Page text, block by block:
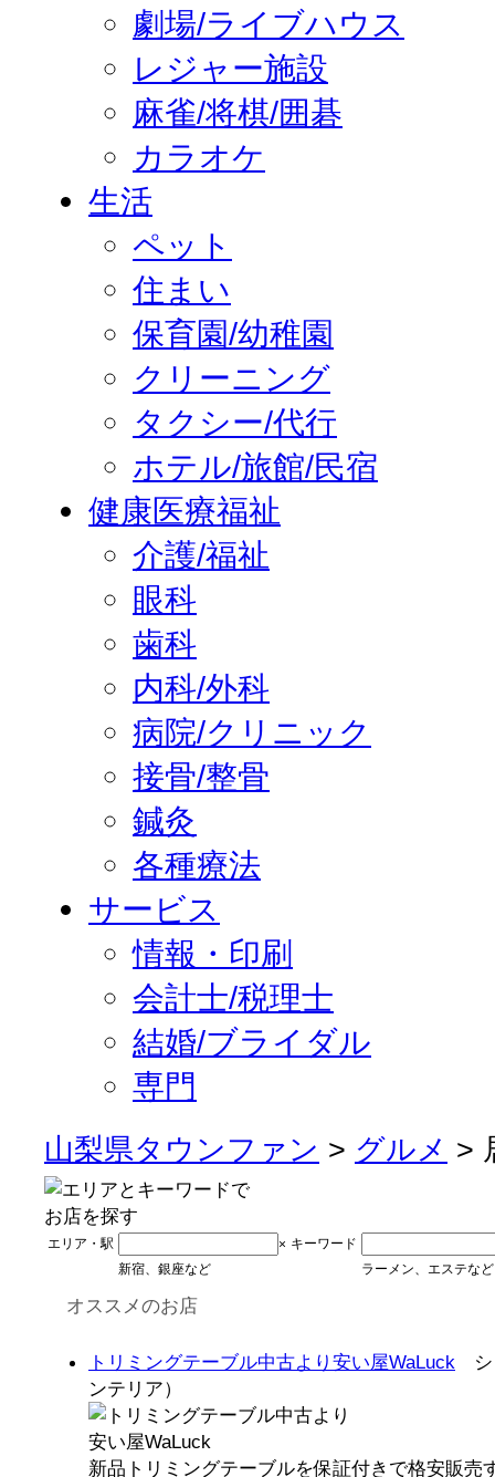
劇場/ライブハウス
レジャー施設
麻雀/将棋/囲碁
カラオケ
生活
ペット
住まい
保育園/幼稚園
クリーニング
タクシー/代行
ホテル/旅館/民宿
健康医療福祉
介護/福祉
眼科
歯科
内科/外科
病院/クリニック
接骨/整骨
鍼灸
各種療法
サービス
情報・印刷
会計士/税理士
結婚/ブライダル
専門
山梨県タウンファン > グルメ >
エリア・駅 × キーワード
新宿、銀座など
ラーメン、エステなど
オススメのお店
トリミングテーブル中古より安い屋WaLuck シ
ンテリア）
新品トリミングテーブルを保証付きで格安販売